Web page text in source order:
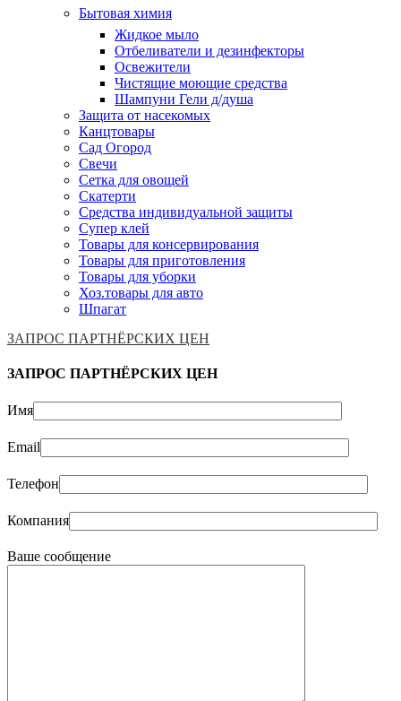
Бытовая химия
Жидкое мыло
Отбеливатели и дезинфекторы
Освежители
Чистящие моющие средства
Шампуни Гели д/душа
Защита от насекомых
Канцтовары
Сад Огород
Свечи
Сетка для овощей
Скатерти
Средства индивидуальной защиты
Супер клей
Товары для консервирования
Товары для приготовления
Товары для уборки
Хоз.товары для авто
Шпагат
ЗАПРОС ПАРТНЁРСКИХ ЦЕН
ЗАПРОС ПАРТНЁРСКИХ ЦЕН
Имя
Email
Телефон
Компания
Ваше сообщение